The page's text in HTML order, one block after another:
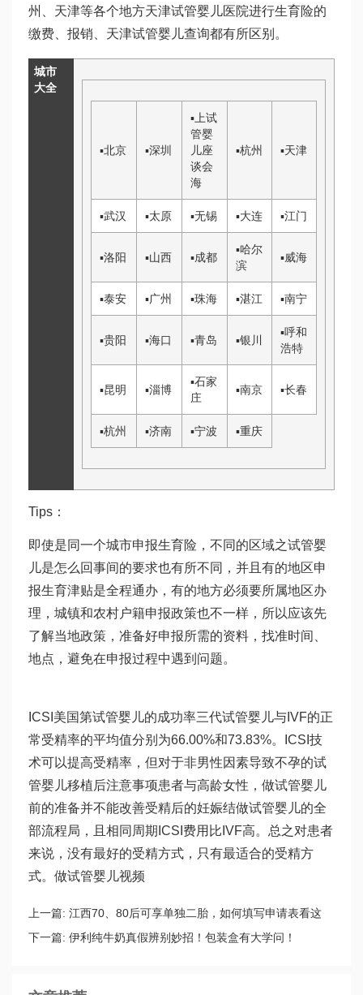
州、天津等各个地方天津试管婴儿医院进行生育险的
缴费、报销、 天津试管婴儿查询都有所区别。
城市
大全
▪北京 ▪深圳
▪ 上试
管婴
儿座
谈会
海
▪杭州 ▪天津
▪武汉 ▪太原 ▪无锡 ▪大连 ▪江门
▪洛阳 ▪山西 ▪成都
▪哈尔
滨
▪威海
▪泰安 ▪广州 ▪珠海 ▪湛江 ▪南宁
▪贵阳 ▪海口 ▪青岛 ▪银川
▪呼和
浩特
▪昆明 ▪淄博
▪石家
庄
▪南京 ▪长春
▪杭州 ▪济南 ▪宁波 ▪重庆
Tips：
即使是同一个城市申报生育险，不同的区域之试管婴
儿是怎么回事间的要求也有所不同，并且有的地区申
报生育津贴是全程通办，有的地方必须要所属地区办
理，城镇和农村户籍申报政策也不一样，所以应该先
了解当地政策，准备好申报所需的资料，找准时间、
地点，避免在申报过程中遇到问题。
ICSI美国第试管婴儿的成功率三代试管婴儿与IVF的正
常受精率的平均值分别为66.00%和73.83%。ICSI技
术可以提高受精率，但对于非男性因素导致不孕的试
管婴儿移植后注意事项患者与高龄女性， 做试管婴儿
前的准备并不能改善受精后的妊娠结做试管婴儿的全
部流程局，且相同周期ICSI费用比IVF高。总之对患者
来说，没有最好的受精方式，只有最适合的受精方
式。 做试管婴儿视频
上一篇: 江西70、80后可享单独二胎，如何填写申请表看这
里！
下一篇: 伊利纯牛奶真假辨别妙招！包装盒有大学问！